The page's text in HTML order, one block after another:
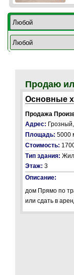
Продаю
Основные
Продажа
Адрес:
Площадь: 5000
Стоимость:
Тип здания:
Этаж: 3
Описание:
дом Прямо по
или сдать в